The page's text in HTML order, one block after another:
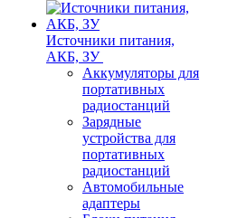
Источники питания,
АКБ, ЗУ
Аккумуляторы для
портативных
радиостанций
Зарядные
устройства для
портативных
радиостанций
Автомобильные
адаптеры